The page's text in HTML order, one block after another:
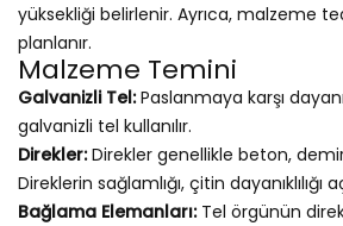
yüksekliği belirlenir. Ayrıca, malzeme
planlanır.
Malzeme Temini
Galvanizli Tel:Paslanmaya karşı
galvanizli tel kullanılır.
Direkler:Direkler genellikle beton,
Direklerin sağlamlığı, çitin dayanıklılığı
Bağlama Elemanları:Tel örgünün